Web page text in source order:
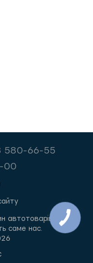
580-66-55
00
автотоварів.
саме нас.